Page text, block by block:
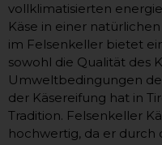
vollklimatisierten
Käse in einer
im Felsenkeller bietet
sowohl die Qualität des
Umweltbedingungen
der Käsereifung hat in
Tradition. Felsenkeller
hochwertig, da er durch